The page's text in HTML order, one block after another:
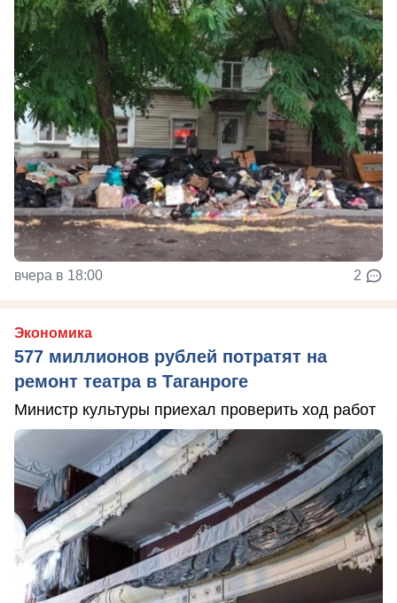
вчера в 18:00 2
Экономика
577 миллионов рублей потратят на
ремонт театра в Таганроге
Министр культуры приехал проверить ход работ